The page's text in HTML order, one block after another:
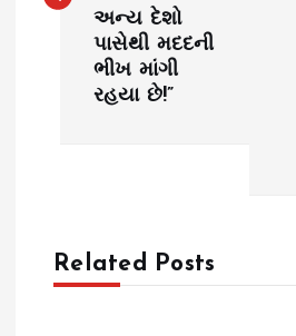
અન્ય દેશો
પાસેથી મદદની
ભીખ માંગી
રહયા છે!”
Related Posts